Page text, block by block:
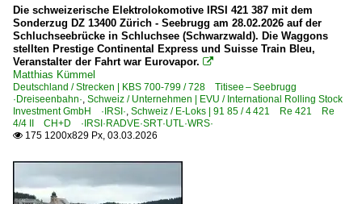
E 94 BR 194 · DR 254
E-Loks | Drehstrom | 91 80
6 101 BR 101
6 101 BR 101 Werbeloks
6 146 BR 146 ·Traxx AC1/2·
6 146 BR 146 ·Traxx AC1/2· Werbeloks
6 182 BR 182 ·ES 64 U2· Private
6 185 BR 185 ·Traxx AC1/2· Private
Die schweizerische Elektrolokomotive IRSI 421 387 mit dem
Sonderzug DZ 13400 Zürich - Seebrugg am 28.02.2026 auf der
Schluchseebrücke in Schluchsee (Schwarzwald). Die Waggons
stellten Prestige Continental Express und Suisse Train Bleu,
Veranstalter der Fahrt war Eurovapor. 
Matthias Kümmel
Deutschland / Strecken | KBS 700-799 / 728 Titisee – Seebrugg
·Dreiseenbahn·, Schweiz / Unternehmen | EVU / International Rolling Stock
Investment GmbH ·IRSI·, Schweiz / E-Loks | 91 85 / 4 421 Re 421 Re
4/4 II CH+D ·IRSI·RADVE·SRT·UTL·WRS·
 175 1200x829 Px, 03.03.2026